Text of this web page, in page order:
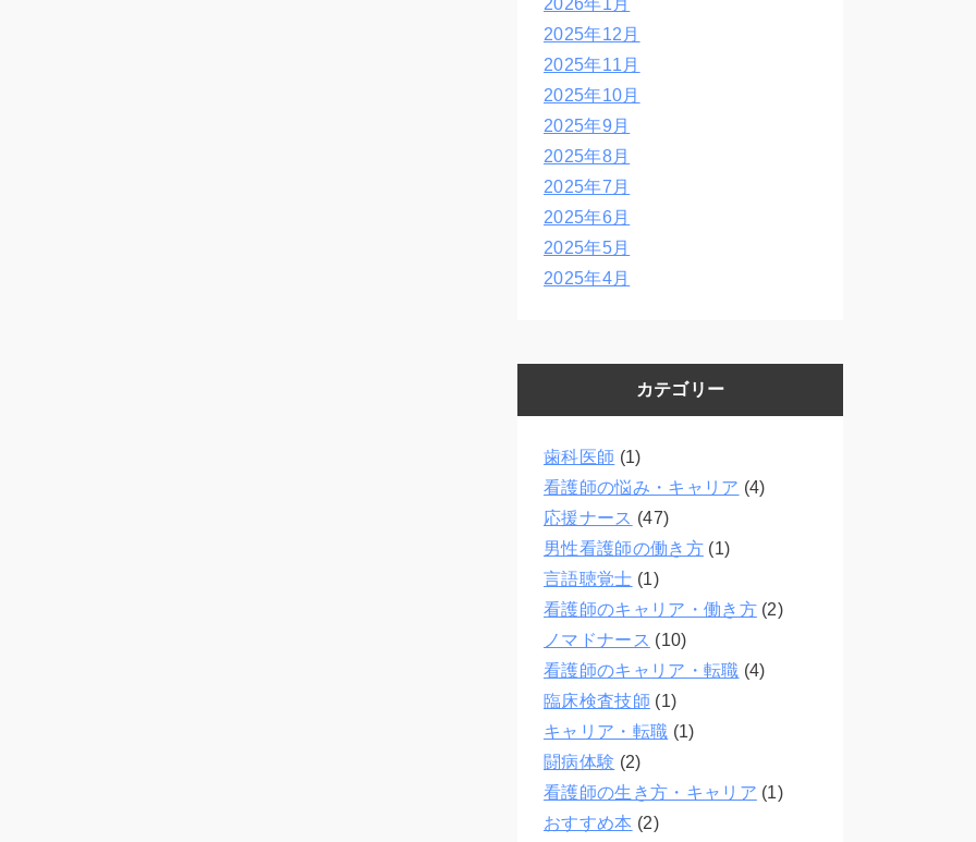
2026年1月
2025年12月
2025年11月
2025年10月
2025年9月
2025年8月
2025年7月
2025年6月
2025年5月
2025年4月
カテゴリー
歯科医師 (1)
看護師の悩み・キャリア (4)
応援ナース (47)
男性看護師の働き方(1)
言語聴覚士 (1)
看護師のキャリア・働き方(2)
ノマドナース (10)
看護師のキャリア・転職 (4)
臨床検査技師 (1)
キャリア・転職 (1)
闘病体験 (2)
看護師の生き方・キャリア (1)
おすすめ本 (2)